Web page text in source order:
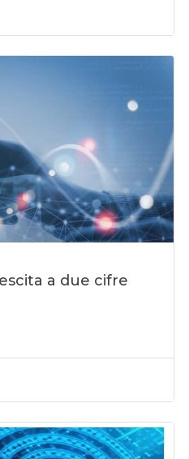
a due cifre